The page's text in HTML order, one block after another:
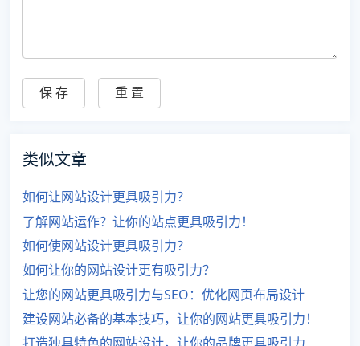
类似文章
如何让网站设计更具吸引力？
了解网站运作？让你的站点更具吸引力！
如何使网站设计更具吸引力？
如何让你的网站设计更有吸引力？
让您的网站更具吸引力与SEO：优化网页布局设计
建设网站必备的基本技巧，让你的网站更具吸引力！